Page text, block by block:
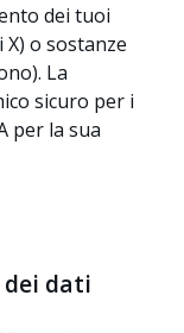
dei tuoi
o sostanze
La
sicuro per i
per la sua
dati